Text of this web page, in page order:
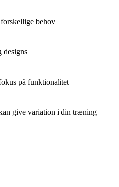
behov
designs
på funktionalitet
give variation i din træning